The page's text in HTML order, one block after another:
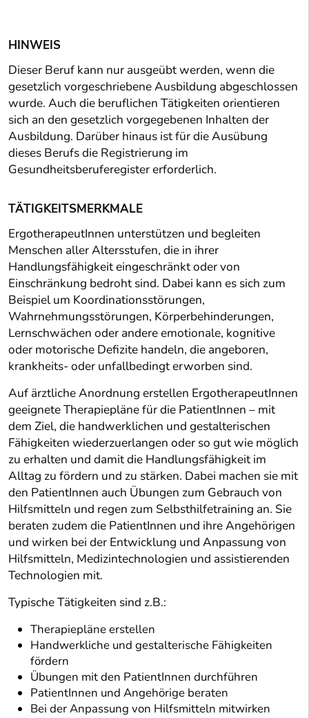
HINWEIS
Dieser Beruf kann nur ausgeübt werden, wenn die
gesetzlich vorgeschriebene Ausbildung abgeschlossen
wurde. Auch die beruflichen Tätigkeiten orientieren
sich an den gesetzlich vorgegebenen Inhalten der
Ausbildung. Darüber hinaus ist für die Ausübung
dieses Berufs die Registrierung im
Gesundheitsberuferegister erforderlich.
TÄTIGKEITSMERKMALE
ErgotherapeutInnen unterstützen und begleiten
Menschen aller Altersstufen, die in ihrer
Handlungsfähigkeit eingeschränkt oder von
Einschränkung bedroht sind. Dabei kann es sich zum
Beispiel um Koordinationsstörungen,
Wahrnehmungsstörungen, Körperbehinderungen,
Lernschwächen oder andere emotionale, kognitive
oder motorische Defizite handeln, die angeboren,
krankheits- oder unfallbedingt erworben sind.
Auf ärztliche Anordnung erstellen ErgotherapeutInnen
geeignete Therapiepläne für die PatientInnen – mit
dem Ziel, die handwerklichen und gestalterischen
Fähigkeiten wiederzuerlangen oder so gut wie möglich
zu erhalten und damit die Handlungsfähigkeit im
Alltag zu fördern und zu stärken. Dabei machen sie mit
den PatientInnen auch Übungen zum Gebrauch von
Hilfsmitteln und regen zum Selbsthilfetraining an. Sie
beraten zudem die PatientInnen und ihre Angehörigen
und wirken bei der Entwicklung und Anpassung von
Hilfsmitteln, Medizintechnologien und assistierenden
Technologien mit.
Typische Tätigkeiten sind z.B.:
Therapiepläne erstellen
Handwerkliche und gestalterische Fähigkeiten
fördern
Übungen mit den PatientInnen durchführen
PatientInnen und Angehörige beraten
Bei der Anpassung von Hilfsmitteln mitwirken